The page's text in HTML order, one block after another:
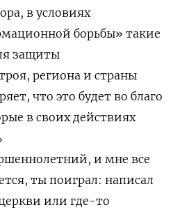
в условиях
борьбы» такие
защиты
региона и страны
что это будет во благо
в своих действиях
и мне все
ты поиграл: написал
или где-то